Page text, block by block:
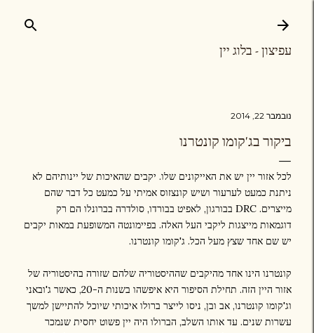
עפיצון - בלוג יין
נובמבר 22, 2014
ביקור בג'קומו קונטרנו
לכל אזור יין יש את האייקונים שלו. יקבים שהאיכות של יינותיהם לא
ניתנת כמעט לערעור ושיש קונצזוס אמיתי על כמעט כל דבר שהם
מייצרים. DRC בבורגון, לאפיט בבורדו, סולדרה בברונלו הם רק
דוגמאות מייצגות ליקבי העל האלה. בפיימונטה המשופעת במאות יקבים
יש שם אחד שצץ מעל הכל. ג'קומו קונטרנו.
קונטרנו הינו אחד מהיקבים שההיסטוריה שלהם שזורה בהיסטוריה של
אזור היין הזה. תחילת הסיפור היא איפשהו בשנות ה-20, כאשר ג'ובאני
וג'קומו קונטרנו, אב ובן, ניסו לייצר ברולו איכותי שיוכל להתיישן למשך
עשרות שנים. עד אותו השלב, הברולו היה יין פשוט יחסית שנמכר